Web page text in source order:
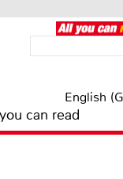
English
can read